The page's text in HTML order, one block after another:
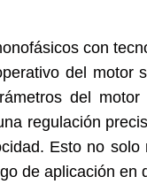
con
del motor
del
regulación
Esto no
de aplicación en